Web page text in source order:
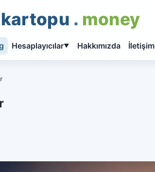
kartopu . money
Hesaplayıcılar▼ Hakkımızda İletişim